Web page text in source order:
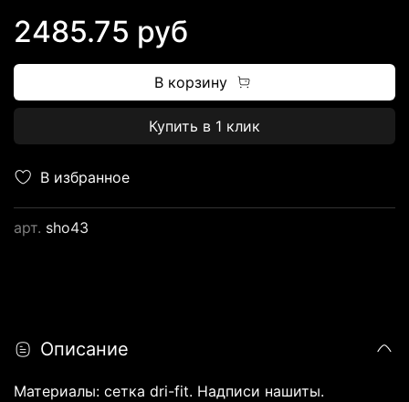
В избранное
арт. sho43
2485.75 руб
В корзину
Купить в 1 клик
Описание
Материалы: сетка dri-fit. Надписи нашиты.